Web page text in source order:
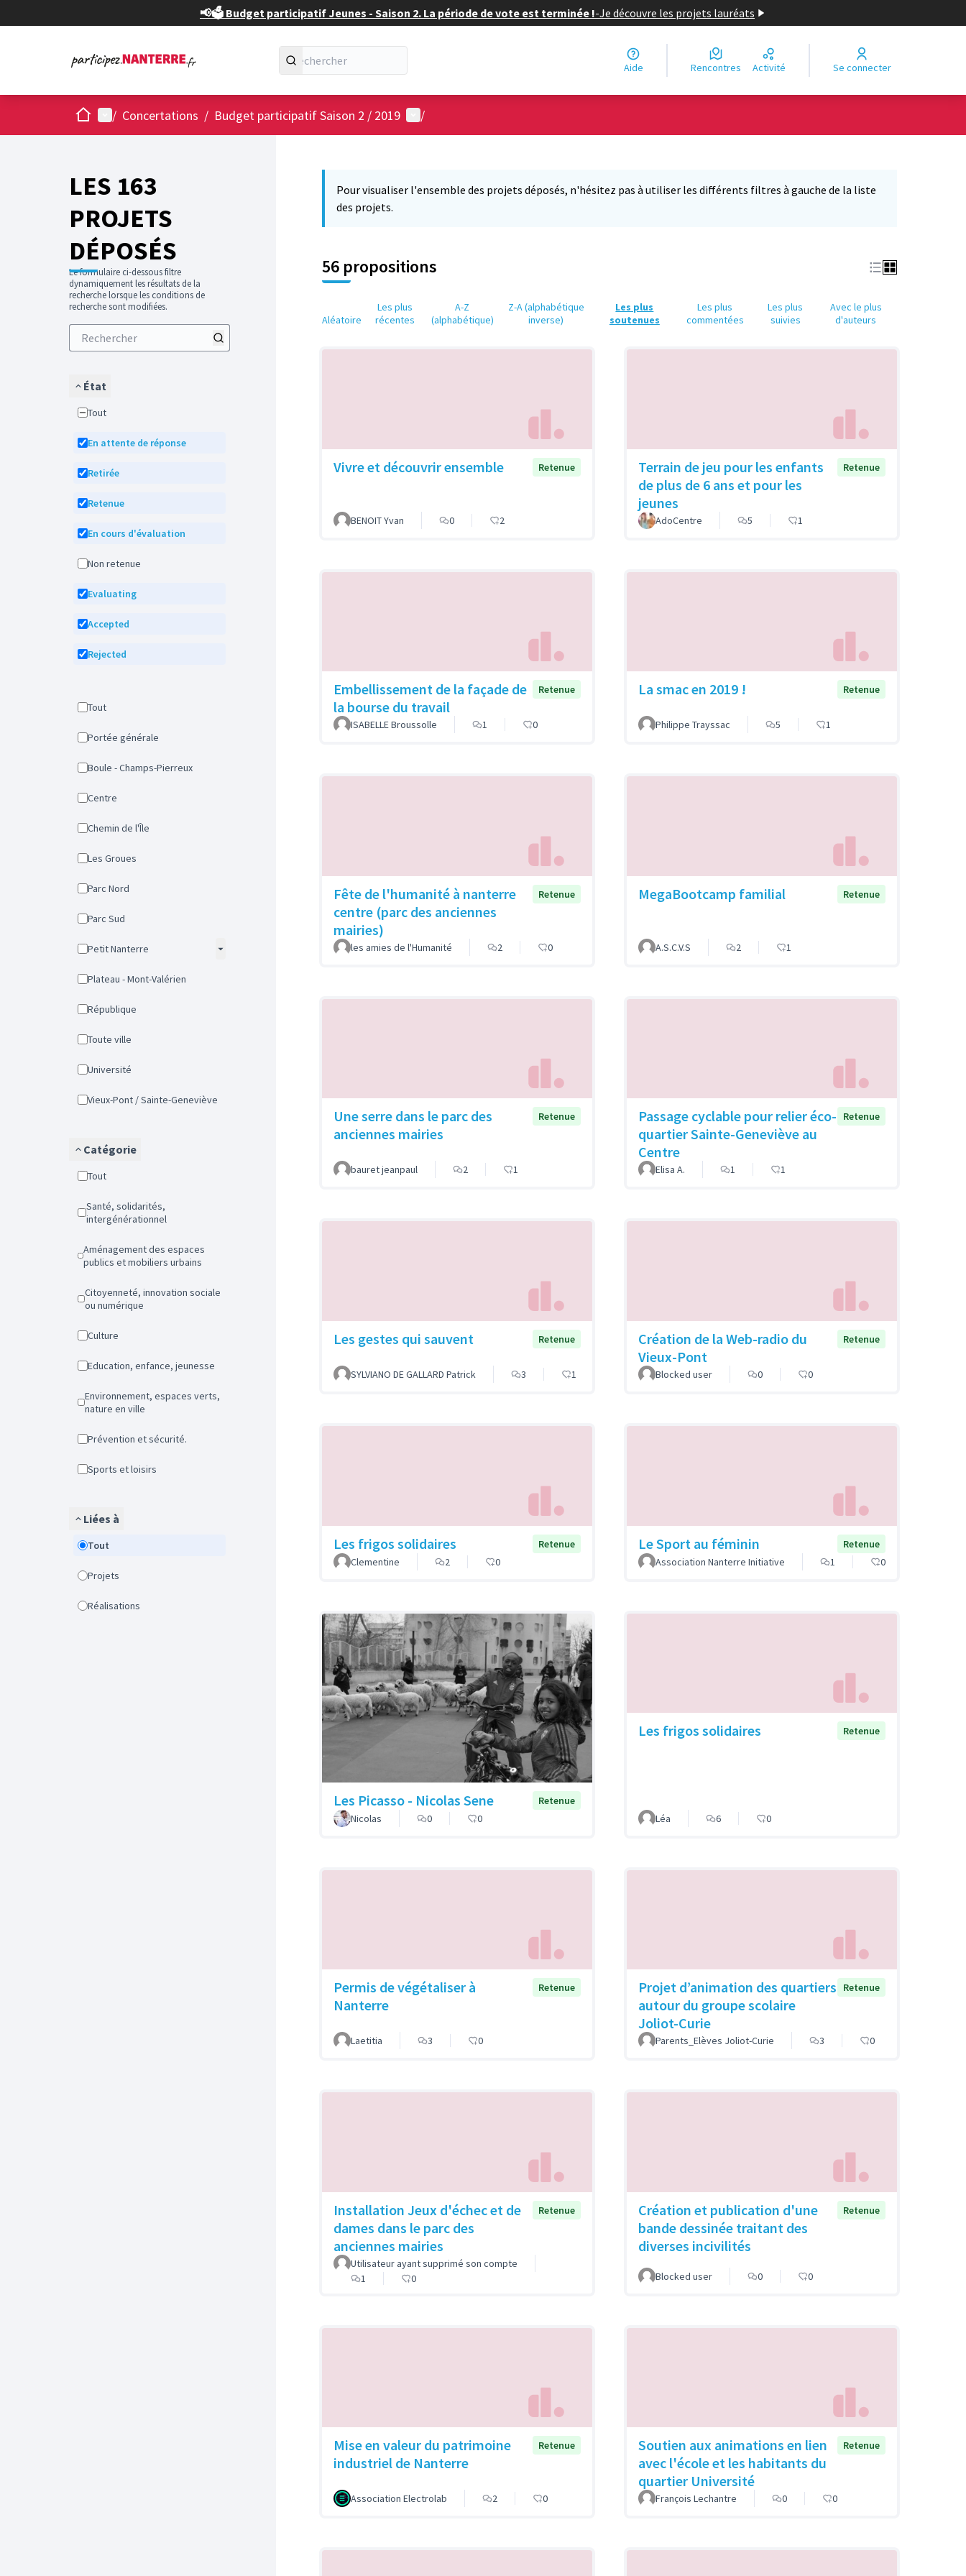
📢🗳️ Budget participatif Jeunes - Saison 2. La période de vote est terminée !-Je découvre les projets lauréats
Aide Rencontres Activité Se connecter
AccueilMenu principal
/ Concertations / Budget participatif Saison 2 / 2019 Menu utilisateur
/
LES 163
PROJETS
DÉPOSÉS
Le formulaire ci-dessous filtre
dynamiquement les résultats de la
recherche lorsque les conditions de
recherche sont modifiées.
État
Tout
En attente de réponse
Retirée
Retenue
En cours d'évaluation
Non retenue
Evaluating
Accepted
Rejected
Tout
Portée générale
Boule - Champs-Pierreux
Centre
Chemin de l'Île
Les Groues
Parc Nord
Parc Sud
Petit Nanterre
Plateau - Mont-Valérien
République
Toute ville
Université
Vieux-Pont / Sainte-Geneviève
Catégorie
Tout
Santé, solidarités,
intergénérationnel
Aménagement des espaces
publics et mobiliers urbains
Citoyenneté, innovation sociale
ou numérique
Culture
Education, enfance, jeunesse
Environnement, espaces verts,
nature en ville
Prévention et sécurité.
Sports et loisirs
Liées à
Tout
Projets
Réalisations
6
Pour visualiser l'ensemble des projets déposés, n'hésitez pas à utiliser les différents filtres à gauche de la liste
des projets.
56 propositions
Aléatoire
Les plus
récentes
A-Z
(alphabétique)
Z-A (alphabétique
inverse)
Les plus
soutenues
Les plus
commentées
Les plus
suivies
Avec le plus
d'auteurs
Vivre et découvrir ensemble Retenue
BENOIT Yvan 0 2
Terrain de jeu pour les enfants
de plus de 6 ans et pour les
jeunes
Retenue
AdoCentre 5 1
Embellissement de la façade de
la bourse du travail
Retenue
ISABELLE Broussolle 1 0
La smac en 2019 ! Retenue
Philippe Trayssac 5 1
Fête de l'humanité à nanterre
centre (parc des anciennes
mairies)
Retenue
les amies de l'Humanité 2 0
MegaBootcamp familial Retenue
A.S.C.V.S 2 1
Une serre dans le parc des
anciennes mairies
Retenue
bauret jeanpaul 2 1
Passage cyclable pour relier éco-
quartier Sainte-Geneviève au
Centre
Retenue
Elisa A. 1 1
Les gestes qui sauvent Retenue
SYLVIANO DE GALLARD Patrick 3 1
Création de la Web-radio du
Vieux-Pont
Retenue
Blocked user 0 0
Les frigos solidaires
Retenue
Clementine
2 0
Le Sport au féminin
Retenue
Association Nanterre Initiative
1 0
Les Picasso - Nicolas Sene
Retenue
Nicolas
0 0
Les frigos solidaires Retenue
Léa 6 0
Permis de végétaliser à
Nanterre
Retenue
Laetitia 3 0
Projet d’animation des quartiers
autour du groupe scolaire
Joliot-Curie
Retenue
Parents_Elèves Joliot-Curie 3 0
Installation Jeux d'échec et de
dames dans le parc des
anciennes mairies
Retenue
Utilisateur ayant supprimé son compte
1
0
Création et publication d'une
bande dessinée traitant des
diverses incivilités
Retenue
Blocked user 0 0
Mise en valeur du patrimoine
industriel de Nanterre
Retenue
Association Electrolab 2 0
Soutien aux animations en lien
avec l'école et les habitants du
quartier Université
Retenue
François Lechantre 0 0